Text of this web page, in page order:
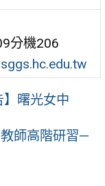
分機206
】曙光女中
師高階研習—